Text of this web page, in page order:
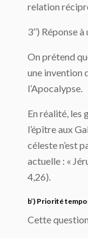
relation
3’’) Réponse
On prétend
une invention
l’Apocalypse.
En réalité, les
l’épître aux
céleste n’est
actuelle : «
4,26).
b’) Priorité
Cette